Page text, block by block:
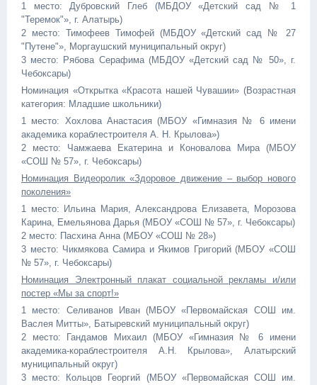
1 место: Дубровский Глеб (МБДОУ «Детский сад № 1
"Теремок"», г. Алатырь)
2 место: Тимофеев Тимофей (МБДОУ «Детский сад № 27
"Путене"», Моргаушский муниципальный округ)
3 место: Рябова Серафима (МБДОУ «Детский сад № 50», г.
Чебоксары)
Номинация «Открытка «Красота нашей Чувашии» (Возрастная
категория: Младшие школьники)
1 место: Хохлова Анастасия (МБОУ «Гимназия № 6 имени
академика кораблестроителя А. Н. Крылова»)
2 место: Чамжаева Екатерина и Коновалова Мира (МБОУ
«СОШ № 57», г. Чебоксары)
Номинация Видеоролик «Здоровое движение – выбор нового
поколения»
1 место: Ильина Мария, Александрова Елизавета, Морозова
Карина, Емельянова Дарья (МБОУ «СОШ № 57», г. Чебоксары)
2 место: Пасхина Анна (МБОУ «СОШ № 28»)
3 место: Чикмякова Самира и Якимов Григорий (МБОУ «СОШ
№ 57», г. Чебоксары)
Номинация Электронный плакат социальной рекламы и/или
постер «Мы за спорт!»
1 место: Селиванов Иван (МБОУ «Первомайская СОШ им.
Васлея Митты», Батыревский муниципальный округ)
2 место: Гандамов Михаил (МБОУ «Гимназия № 6 имени
академика-кораблестроителя А.Н. Крылова», Алатырский
муниципальный округ)
3 место: Кольцов Георгий (МБОУ «Первомайская СОШ им.